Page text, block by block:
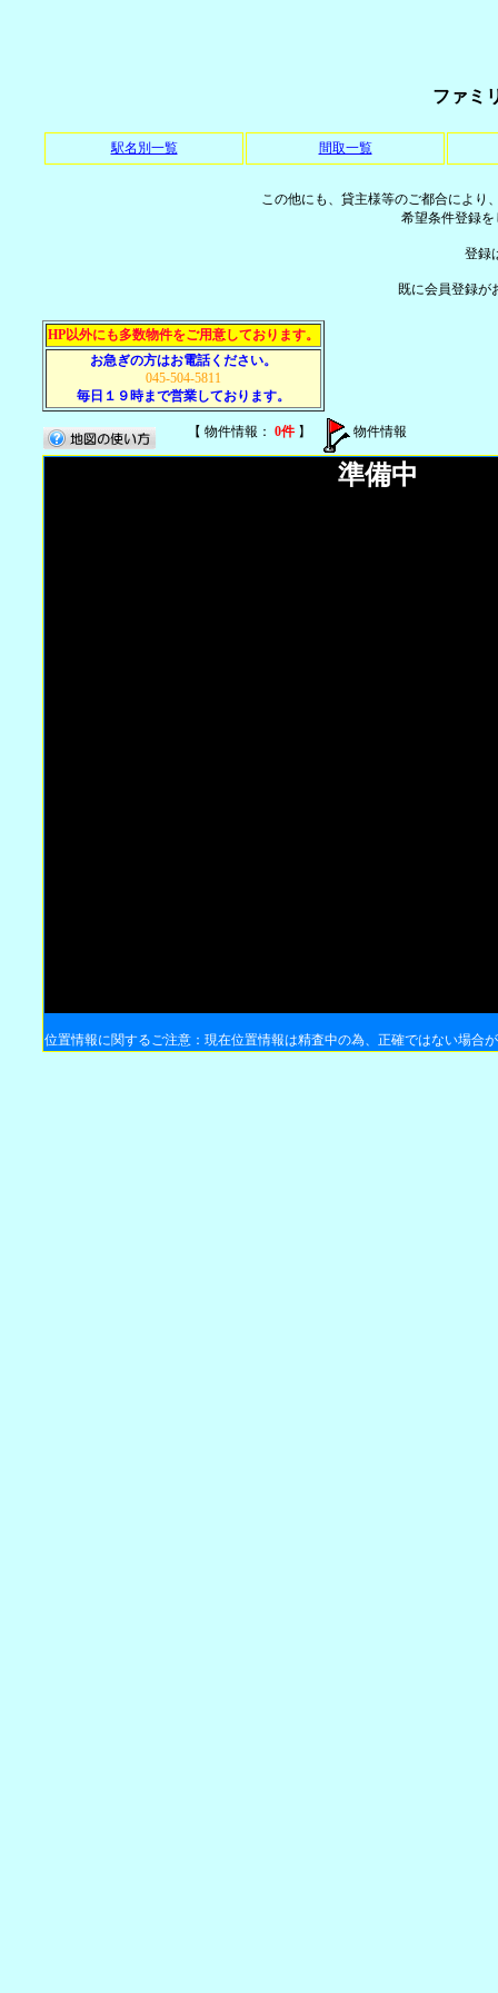
ファミ
駅名別一覧 間取一覧
この他にも、貸主様等のご都合により
希望条件登録
登録
既に会員登録
HP以外にも多数物件をご用意しております。
お急ぎの方はお電話ください。
045-504-5811
毎日１９時まで営業しております。
【 物件情報： 0件】 物件情報
準備中
位置情報に関するご注意：現在位置情報は精査中の為、正確ではない場合